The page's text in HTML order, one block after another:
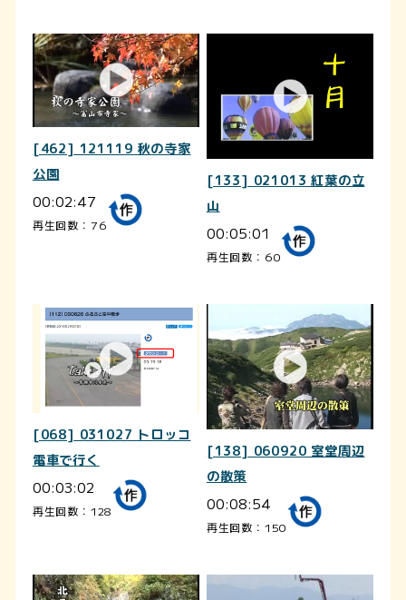
[462] 121119 秋の寺家
公園
00:02:47
再生回数：76
[133] 021013 紅葉の立
山
00:05:01
再生回数：60
[068] 031027 トロッコ
電車で行く
00:03:02
再生回数：128
[138] 060920 室堂周辺
の散策
00:08:54
再生回数：150